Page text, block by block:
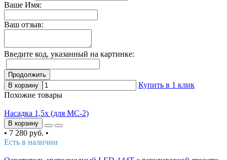
Ваше Имя:
Ваш отзыв:
Введите код, указанный на картинке:
Продолжить
В корзину
Купить в 1 клик
Похожие товары
Насадка 1,5х (для MC-2)
В корзину
• 7 280 руб. •
Есть в наличии